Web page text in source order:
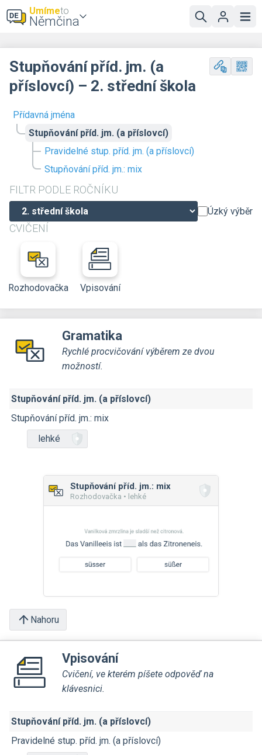
Umímeto
Němčina
Přídavná jména
Stupňování příd. jm. (a příslovcí)
Pravidelné stup. příd. jm. (a příslovcí)
Stupňování příd. jm.: mix
FILTR PODLE ROČNÍKU
Úzký výběr
CVIČENÍ
Rozhodovačka Vpisování
Stupňování příd. jm. (a
příslovcí) – 2. střední škola
Gramatika
Rychlé procvičování výběrem ze dvou
možností.
Stupňování příd. jm. (a příslovcí)
Stupňování příd. jm.: mix
lehké
Stupňování příd. jm.: mix
Rozhodovačka • lehké
Nahoru
Vpisování
Cvičení, ve kterém píšete odpověď na
klávesnici.
Stupňování příd. jm. (a příslovcí)
Pravidelné stup. příd. jm. (a příslovcí)